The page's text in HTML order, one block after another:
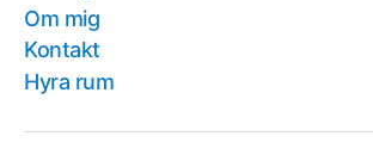
Om mig
Kontakt
Hyra rum